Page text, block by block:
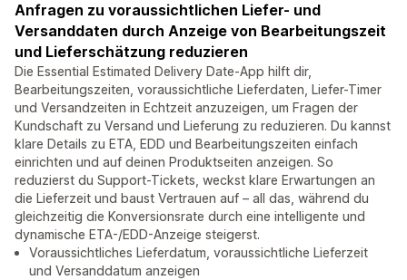
Anfragen zu voraussichtlichen Liefer- und
Versanddaten durch Anzeige von Bearbeitungszeit
und Lieferschätzung reduzieren
Die Essential Estimated Delivery Date-App hilft dir,
Bearbeitungszeiten, voraussichtliche Lieferdaten, Liefer-Timer
und Versandzeiten in Echtzeit anzuzeigen, um Fragen der
Kundschaft zu Versand und Lieferung zu reduzieren. Du kannst
klare Details zu ETA, EDD und Bearbeitungszeiten einfach
einrichten und auf deinen Produktseiten anzeigen. So
reduzierst du Support-Tickets, weckst klare Erwartungen an
die Lieferzeit und baust Vertrauen auf – all das, während du
gleichzeitig die Konversionsrate durch eine intelligente und
dynamische ETA-/EDD-Anzeige steigerst.
Voraussichtliches Lieferdatum, voraussichtliche Lieferzeit
und Versanddatum anzeigen